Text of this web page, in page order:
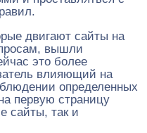
двигают сайты на
вышли
это более
влияющий на
определенных
первую страницу
сайты, так и